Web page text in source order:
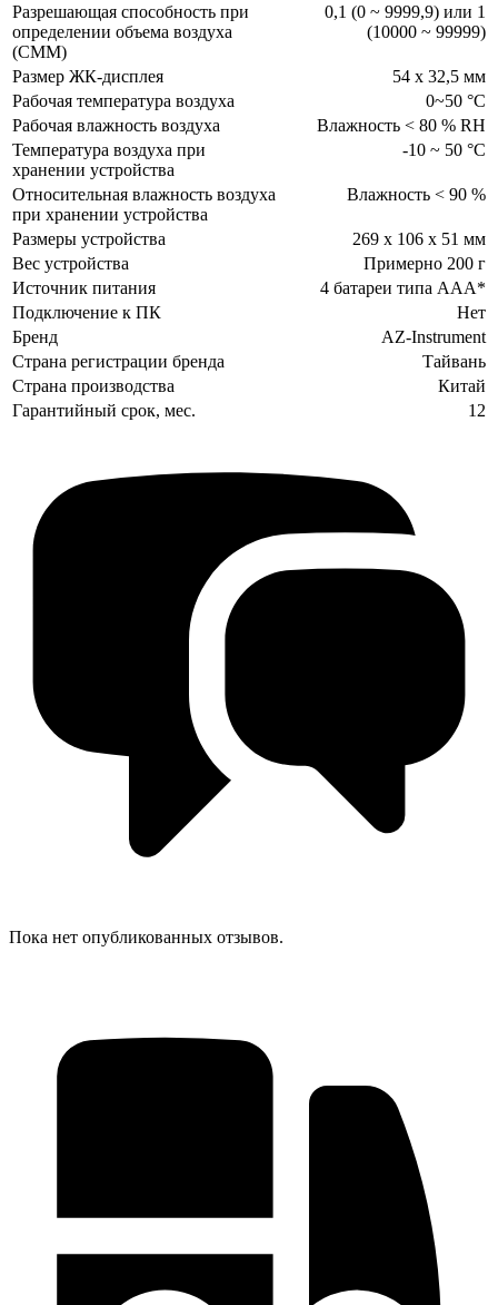
Разрешающая способность при
определении объема воздуха
(CMM)
0,1 (0 ~ 9999,9) или 1
(10000 ~ 99999)
Размер ЖК-дисплея
54 х 32,5 мм
Рабочая температура воздуха
0~50 °С
Рабочая влажность воздуха
Влажность < 80 % RH
Температура воздуха при
хранении устройства
-10 ~ 50 °С
Относительная влажность воздуха
при хранении устройства
Влажность < 90 %
Размеры устройства
269 х 106 х 51 мм
Вес устройства
Примерно 200 г
Источник питания
4 батареи типа ААА*
Подключение к ПК
Нет
Бренд
AZ-Instrument
Страна регистрации бренда
Тайвань
Страна производства
Китай
Гарантийный срок, мес.
12
Пока нет опубликованных отзывов.